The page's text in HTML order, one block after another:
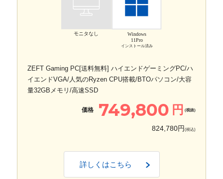
モニタなし
Windows
11Pro
インストール済み
ZEFT Gaming PC[送料無料] ハイエンドゲーミングPC/ハ
イエンドVGA/人気のRyzen CPU搭載/BTOパソコン/大容
量32GBメモリ/高速SSD
価格 749,800 円 (税抜)
824,780円 (税込)
詳しくはこちら